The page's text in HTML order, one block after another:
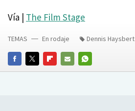
Vía | The Film Stage
FACEBOOKTWITTERFLIPBOARD
E-
WHATSAPP
TEMAS En rodaje Dennis Haysbert